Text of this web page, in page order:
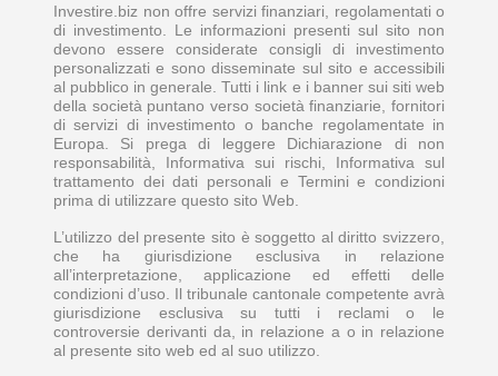
Investire.biz non offre servizi finanziari, regolamentati o
di investimento. Le informazioni presenti sul sito non
devono essere considerate consigli di investimento
personalizzati e sono disseminate sul sito e accessibili
al pubblico in generale. Tutti i link e i banner sui siti web
della società puntano verso società finanziarie, fornitori
di servizi di investimento o banche regolamentate in
Europa. Si prega di leggere Dichiarazione di non
responsabilità, Informativa sui rischi, Informativa sul
trattamento dei dati personali e Termini e condizioni
prima di utilizzare questo sito Web.
L’utilizzo del presente sito è soggetto al diritto svizzero,
che ha giurisdizione esclusiva in relazione
all’interpretazione, applicazione ed effetti delle
condizioni d’uso. Il tribunale cantonale competente avrà
giurisdizione esclusiva su tutti i reclami o le
controversie derivanti da, in relazione a o in relazione
al presente sito web ed al suo utilizzo.